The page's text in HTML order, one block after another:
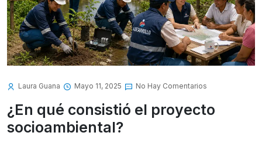
Laura Guana Mayo 11, 2025 No Hay Comentarios
¿En qué consistió el proyecto
socioambiental?